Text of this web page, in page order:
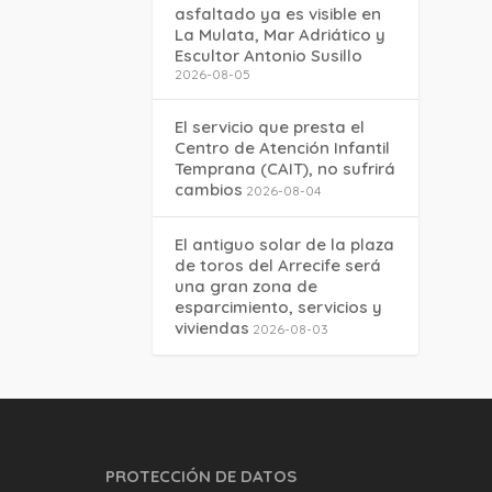
asfaltado ya es visible en
La Mulata, Mar Adriático y
Escultor Antonio Susillo
2026-08-05
El servicio que presta el
Centro de Atención Infantil
Temprana (CAIT), no sufrirá
cambios 2026-08-04
El antiguo solar de la plaza
de toros del Arrecife será
una gran zona de
esparcimiento, servicios y
viviendas 2026-08-03
PROTECCIÓN DE DATOS